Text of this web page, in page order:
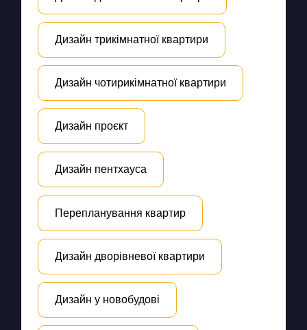
Дизайн трикімнатної квартири
Дизайн чотирикімнатної квартири
Дизайн проєкт
Дизайн пентхауса
Перепланування квартир
Дизайн дворівневої квартири
Дизайн у новобудові